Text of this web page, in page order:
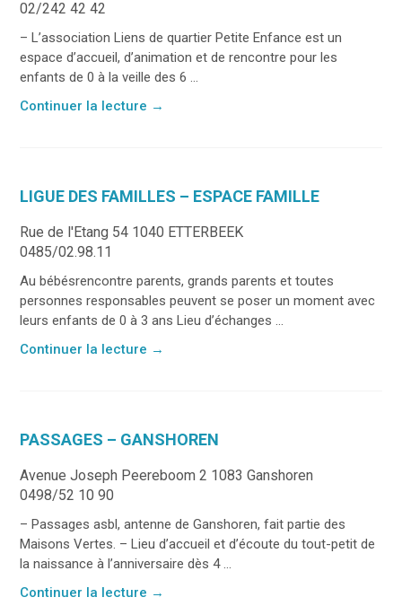
02/242 42 42
– L’association Liens de quartier Petite Enfance est un
espace d’accueil, d’animation et de rencontre pour les
enfants de 0 à la veille des 6 ...
Continuer la lecture →
LIGUE DES FAMILLES – ESPACE FAMILLE
Rue de l'Etang 54 1040 ETTERBEEK
0485/02.98.11
Au bébésrencontre parents, grands parents et toutes
personnes responsables peuvent se poser un moment avec
leurs enfants de 0 à 3 ans Lieu d’échanges ...
Continuer la lecture →
PASSAGES – GANSHOREN
Avenue Joseph Peereboom 2 1083 Ganshoren
0498/52 10 90
– Passages asbl, antenne de Ganshoren, fait partie des
Maisons Vertes. – Lieu d’accueil et d’écoute du tout-petit de
la naissance à l’anniversaire dès 4 ...
Continuer la lecture →